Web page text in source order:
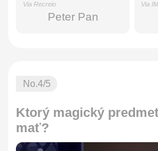
Via Recreio
Peter Pan
Via
No.4/5
Ktorý magický
mať?